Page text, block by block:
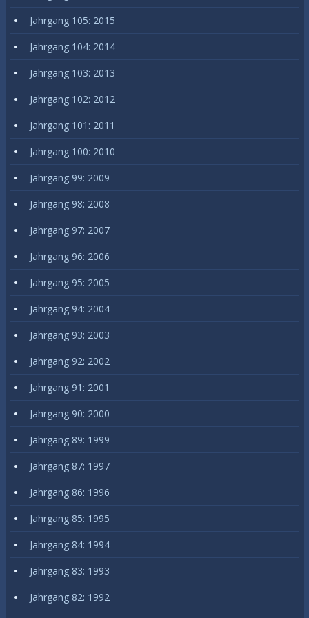
Jahrgang 105: 2015
Jahrgang 104: 2014
Jahrgang 103: 2013
Jahrgang 102: 2012
Jahrgang 101: 2011
Jahrgang 100: 2010
Jahrgang 99: 2009
Jahrgang 98: 2008
Jahrgang 97: 2007
Jahrgang 96: 2006
Jahrgang 95: 2005
Jahrgang 94: 2004
Jahrgang 93: 2003
Jahrgang 92: 2002
Jahrgang 91: 2001
Jahrgang 90: 2000
Jahrgang 89: 1999
Jahrgang 87: 1997
Jahrgang 86: 1996
Jahrgang 85: 1995
Jahrgang 84: 1994
Jahrgang 83: 1993
Jahrgang 82: 1992